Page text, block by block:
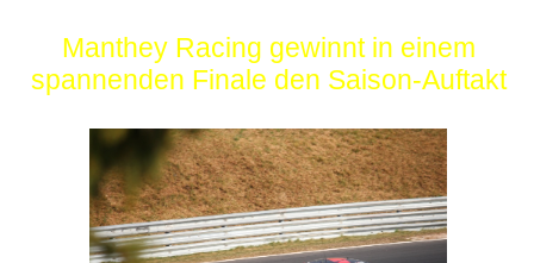
Manthey Racing gewinnt in einem
spannenden Finale den Saison-Auftakt